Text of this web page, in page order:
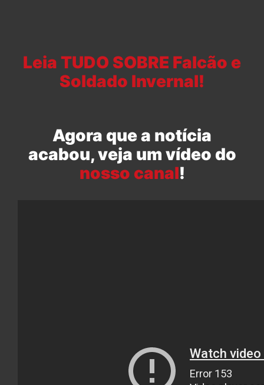
Leia TUDO SOBRE Falcão e
Soldado Invernal!
Agora que a notícia
acabou, veja um vídeo do
nosso canal!